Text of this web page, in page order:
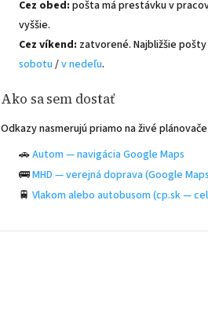
Cez obed: pošta má prestávku v
vyššie.
Cez víkend: zatvorené. Najbližšie
sobotu /v nedeľu.
Ako sa sem dostať
Odkazy nasmerujú priamo na živé
🚗Autom — navigácia Google Maps
🚌MHD — verejná doprava (Google
🚆 Vlakom alebo autobusom (cp.sk —